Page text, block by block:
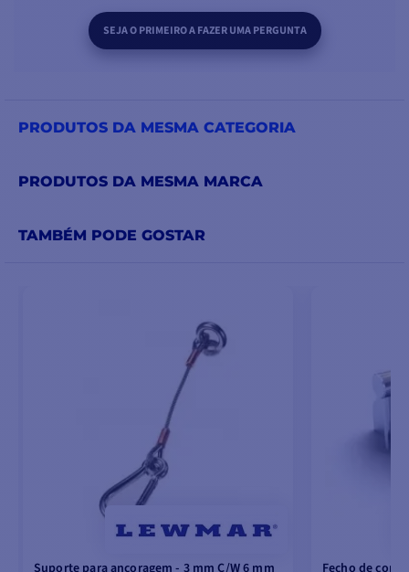
SEJA O PRIMEIRO A FAZER UMA PERGUNTA
PRODUTOS DA MESMA CATEGORIA
PRODUTOS DA MESMA MARCA
TAMBÉM PODE GOSTAR
Suporte para ancoragem - 3 mm C/W 6 mm
Fecho de